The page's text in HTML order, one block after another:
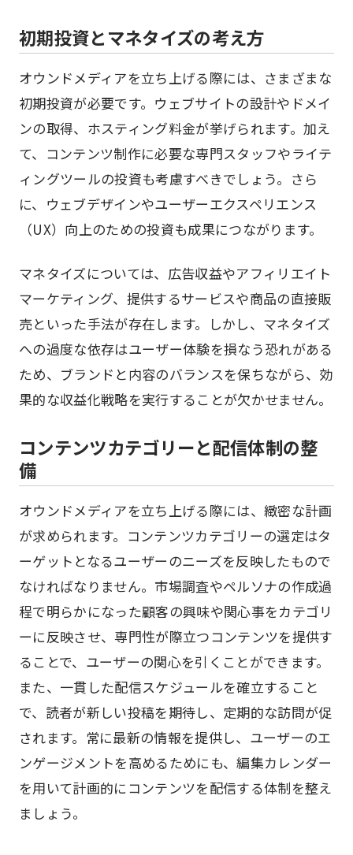
初期投資とマネタイズの考え方
オウンドメディアを立ち上げる際には、さまざまな
初期投資が必要です。ウェブサイトの設計やドメイ
ンの取得、ホスティング料金が挙げられます。加え
て、コンテンツ制作に必要な専門スタッフやライテ
ィングツールの投資も考慮すべきでしょう。さら
に、ウェブデザインやユーザーエクスペリエンス
（UX）向上のための投資も成果につながります。
マネタイズについては、広告収益やアフィリエイト
マーケティング、提供するサービスや商品の直接販
売といった手法が存在します。しかし、マネタイズ
への過度な依存はユーザー体験を損なう恐れがある
ため、ブランドと内容のバランスを保ちながら、効
果的な収益化戦略を実行することが欠かせません。
コンテンツカテゴリーと配信体制の整
備
オウンドメディアを立ち上げる際には、緻密な計画
が求められます。コンテンツカテゴリーの選定はタ
ーゲットとなるユーザーのニーズを反映したもので
なければなりません。市場調査やペルソナの作成過
程で明らかになった顧客の興味や関心事をカテゴリ
ーに反映させ、専門性が際立つコンテンツを提供す
ることで、ユーザーの関心を引くことができます。
また、一貫した配信スケジュールを確立すること
で、読者が新しい投稿を期待し、定期的な訪問が促
されます。常に最新の情報を提供し、ユーザーのエ
ンゲージメントを高めるためにも、編集カレンダー
を用いて計画的にコンテンツを配信する体制を整え
ましょう。